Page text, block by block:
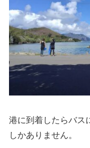
港に到着したらバス
しかありません。